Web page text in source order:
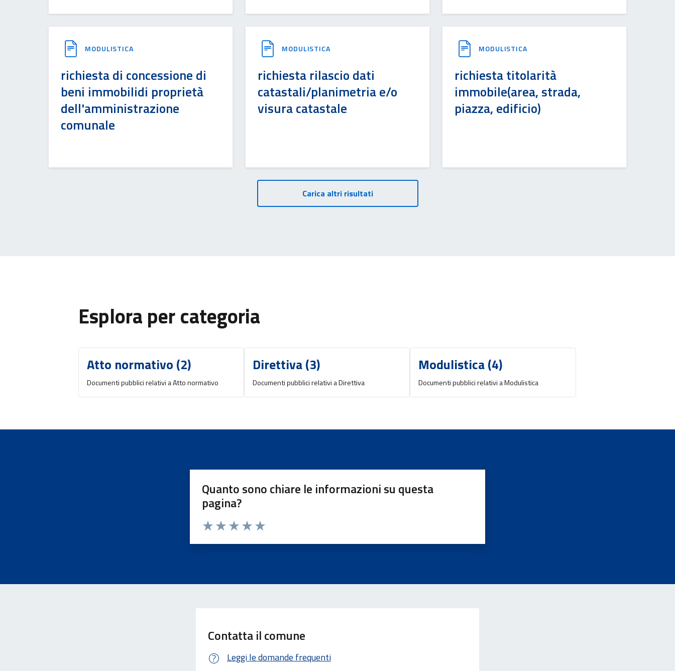
MODULISTICA
richiesta di concessione di
beni immobilidi proprietà
dell'amministrazione
comunale
MODULISTICA
richiesta rilascio dati
catastali/planimetria e/o
visura catastale
MODULISTICA
richiesta titolarità
immobile(area, strada,
piazza, edificio)
Carica altri risultati
Esplora per categoria
Atto normativo (2)
Documenti pubblici relativi a Atto normativo
Direttiva (3)
Documenti pubblici relativi a Direttiva
Modulistica (4)
Documenti pubblici relativi a Modulistica
Quanto sono chiare le informazioni su questa
pagina?
Contatta il comune
Leggi le domande frequenti